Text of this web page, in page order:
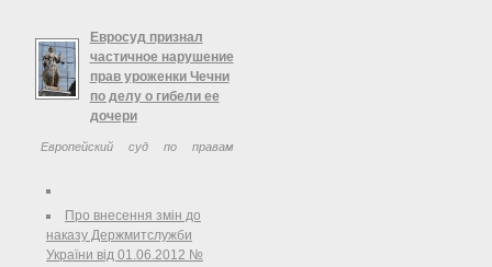
(РФ) сообщили об отказе на неделю
от участия в следственных
действиях, проводимых
республиканскими МВД и УФСКН,
передает «РИА Новости». Поводом
Евросуд признал
частичное нарушение
прав уроженки Чечни
по делу о гибели ее
дочери
Европейский суд по правам
дочери во время минометного
обстрела в районе села Харачой,
Про внесення змін до
наказу Держмитслужби
України від 01.06.2012 №